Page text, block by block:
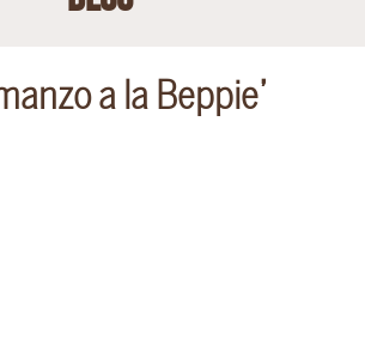
a la Beppie’